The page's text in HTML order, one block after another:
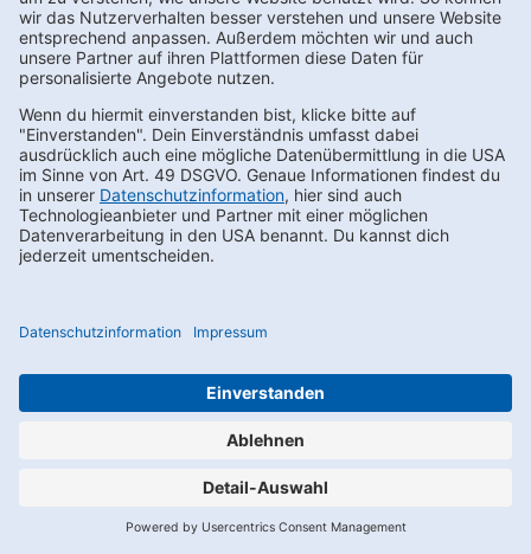
Du kannst den Newsletter auch über WhatsApp abonnieren,
indem Du den dafür vorgesehenen QR-Code scannst. Nach der
Anmeldung zum Newsletter erhältst du zunächst eine Nachricht
im Chat mit einem Bestätigungsfenster. Erst nach Aktivieren ist
deine Anmeldung erfolgreich. Sollte der Link in dem angegebenen
Zeitraum nicht aktiviert werden, werden die angegebenen Daten
wieder gelöscht.
im Rahmen eines Auftragsverarbeitungsvertrages.
Die Nutzung von WhatsApp unterliegt allein den von Dir mit
Nutzungsbedingungen von WhatsApp liegen uns durch Deine
Kontaktaufnahme Deine Telefonnummer und Dein Username